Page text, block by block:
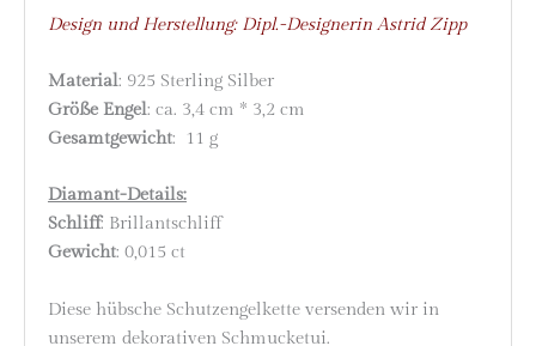
Design und Herstellung: Dipl.-Designerin Astrid Zipp
Material: 925 Sterling Silber
Größe Engel: ca. 3,4 cm * 3,2 cm
Gesamtgewicht: 11 g
Diamant-Details:
Schliff: Brillantschliff
Gewicht: 0,015 ct
Diese hübsche Schutzengelkette versenden wir in
unserem dekorativen Schmucketui.